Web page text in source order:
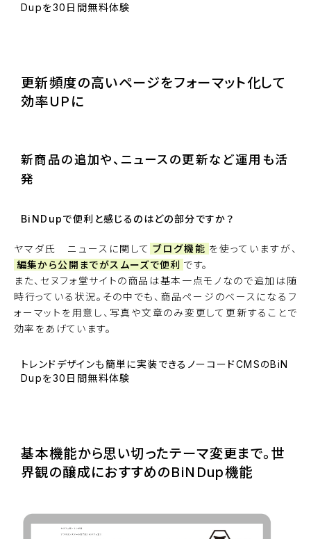
Dupを30日間無料体験
更新頻度の高いページをフォーマット化して
効率UPに
新商品の追加や、ニュースの更新など運用も活
発
BiNDupで便利と感じるのはどの部分ですか？
ヤマダ氏 ニュースに関して ブログ機能 を使っていますが、
編集から公開までがスムーズで便利 です。
また、セヌフォ堂サイトの商品は基本一点モノなので追加は随
時行っている状況。その中でも、商品ページのベースになるフ
ォーマットを用意し、写真や文章のみ変更して更新することで
効率をあげています。
トレンドデザインも簡単に実装できるノーコードCMSのBiN
Dupを30日間無料体験
基本機能から思い切ったテーマ変更まで。世
界観の醸成におすすめのBiNDup機能